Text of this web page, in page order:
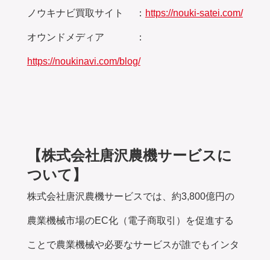
ノウキナビ買取サイト ： https://nouki-satei.com/
オウンドメディア ：
https://noukinavi.com/blog/
【株式会社唐沢農機サービスに
ついて】
株式会社唐沢農機サービスでは、約3,800億円の
農業機械市場のEC化（電子商取引）を促進する
ことで農業機械や必要なサービスが誰でもインタ